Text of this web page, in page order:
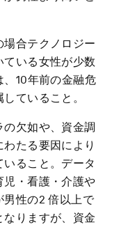
合テクノロジー
いる女性が少数
10年前の金融危
ていること。
欠如や、資金調
たる要因により
ること。データ
児・看護・介護や
男性の2 倍以上で
なりますが、資金